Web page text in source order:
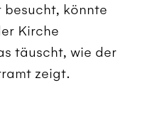
besucht, könnte
Kirche
täuscht, wie der
zeigt.